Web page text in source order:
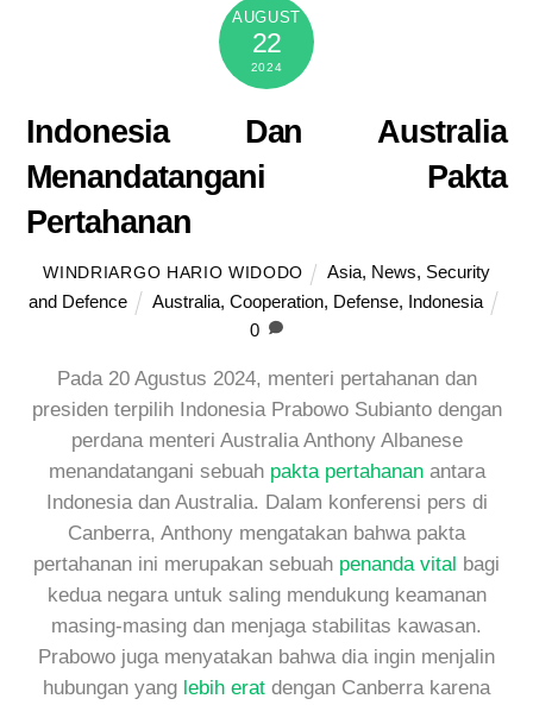
AUGUST
22
2024
Indonesia Dan Australia
Menandatangani Pakta
Pertahanan
WINDRIARGO HARIO WIDODO Asia, News, Security
and Defence
Australia, Cooperation, Defense, Indonesia
0
Pada 20 Agustus 2024, menteri pertahanan dan
presiden terpilih Indonesia Prabowo Subianto dengan
perdana menteri Australia Anthony Albanese
menandatangani sebuah pakta pertahananantara
Indonesia dan Australia. Dalam konferensi pers di
Canberra, Anthony mengatakan bahwa pakta
pertahanan ini merupakan sebuah penanda vital bagi
kedua negara untuk saling mendukung keamanan
masing-masing dan menjaga stabilitas kawasan.
Prabowo juga menyatakan bahwa dia ingin menjalin
hubungan yang lebih erat dengan Canberra karena